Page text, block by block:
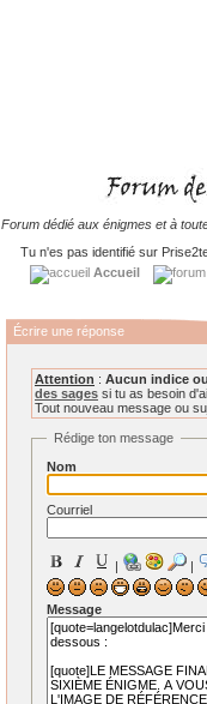
Forum dédié aux énigmes et à
Tu n'es pas identifié sur
Accueil
Écrire une réponse
Attention : Aucun indice
des sages si tu as besoin
Tout nouveau message ou
Rédige ton message
Nom
Courriel
| |
Message